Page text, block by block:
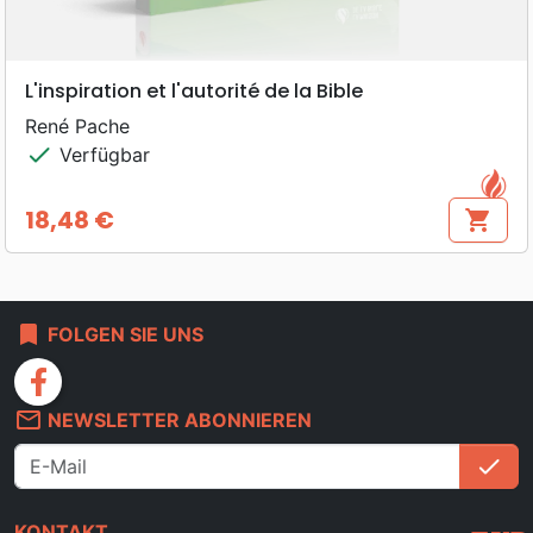
L'inspiration et l'autorité de la Bible
René Pache
check Verfügbar
Preis
18,48 € shopping_cart
bookmark FOLGEN SIE UNS
facebook
mail_outline NEWSLETTER ABONNIEREN
check